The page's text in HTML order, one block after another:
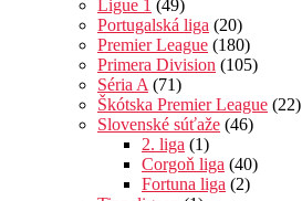
Ligue 1 (49)
Portugalská liga (20)
Premier League (180)
Primera Division (105)
Séria A (71)
Škótska Premier League (22)
Slovenské súťaže (46)
2. liga (1)
Corgoň liga (40)
Fortuna liga (2)